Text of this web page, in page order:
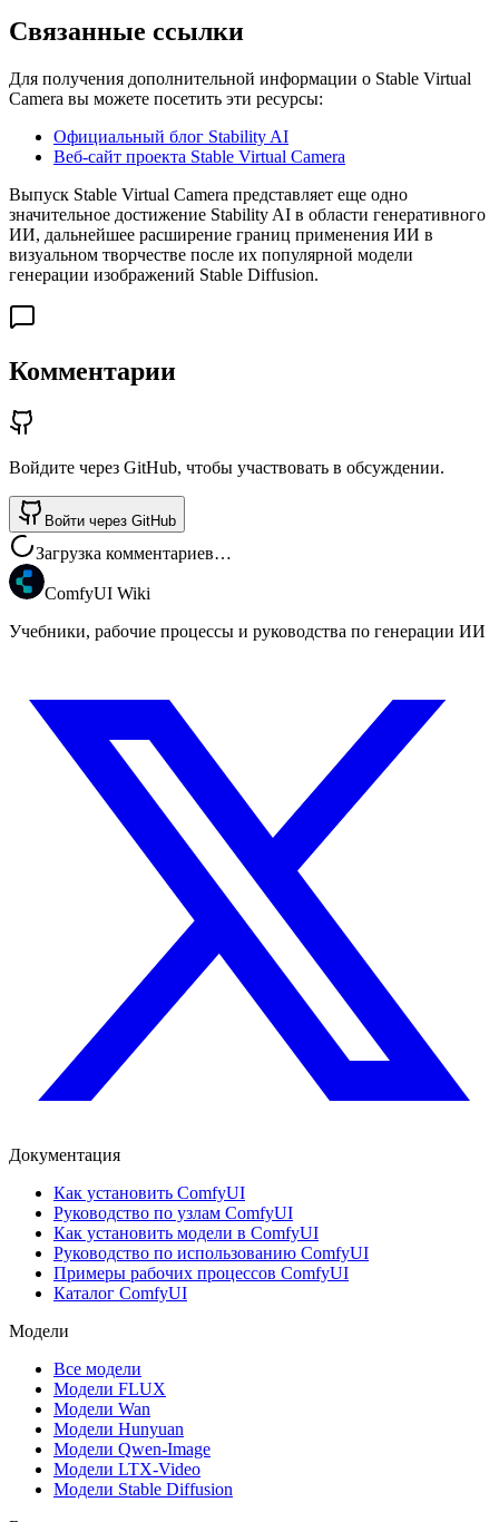
Связанные ссылки
Для получения дополнительной информации о Stable Virtual
Camera вы можете посетить эти ресурсы:
Официальный блог Stability AI
Веб-сайт проекта Stable Virtual Camera
Выпуск Stable Virtual Camera представляет еще одно
значительное достижение Stability AI в области генеративного
ИИ, дальнейшее расширение границ применения ИИ в
визуальном творчестве после их популярной модели
генерации изображений Stable Diffusion.
Комментарии
Войдите через GitHub, чтобы участвовать в обсуждении.
Войти через GitHub
Загрузка комментариев…
ComfyUI Wiki
Учебники, рабочие процессы и руководства по генерации ИИ
Документация
Как установить ComfyUI
Руководство по узлам ComfyUI
Как установить модели в ComfyUI
Руководство по использованию ComfyUI
Примеры рабочих процессов ComfyUI
Каталог ComfyUI
Модели
Все модели
Модели FLUX
Модели Wan
Модели Hunyuan
Модели Qwen-Image
Модели LTX-Video
Модели Stable Diffusion